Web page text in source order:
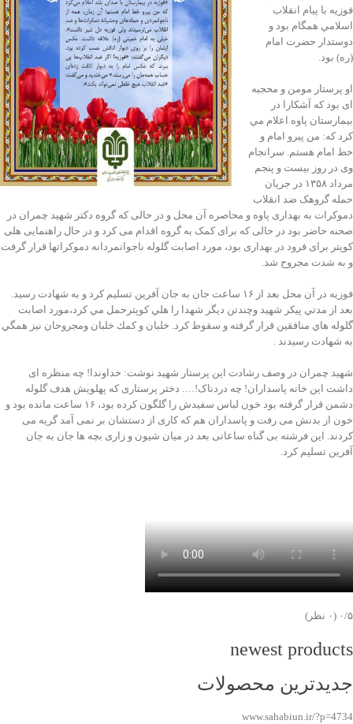
فوزیه با پیام انقلاب
اسلامي همگام بود و
دوستدار حضرت امام
(ره) بود.
او پرستار مومن و محجبه
ای بود که آشكارا در
بيمارستان پاوه اعلام مي
كرد كه: من پيرو امام و
خط امام هستم. سرانجام
وی در روز بیست و پنجم
مرداد ۱۳۵۸ در جریان
حمله گروهک ضد انقلاب
دموکرات به بهداری پاوه و محاصره آن محل و در حالی که گروه دکتر شهید چمران در
صحنه حاضر بود در حالی که برای کمک به گروه اقدام می کرد و در حال راهنمایی هلی
کوپتر برای فرود در بهداری بود، مورد اصابت گلوله ناجوانمردانه دموکراتها قرار گرفت
و به شدت مجروح شد.
فوزیه در آن محل بعد از ۱۶ ساعت جان به جان آفرين تسليم كرد و به شهادت رسید.
بعد از مدتي پيكر شهيد وچندتن ديگر شهدا را هلي كوپترحمل مي كرد،مورد اصابت
گلوله هاي منافقين قرار گرفته و سقوط كرد. خلبان و كمك خلبان ومجروحان نیز همگي
به شهادت رسيدند .
شهید چمران در وصف رشادت این پرستار شهید نوشت: خداوندا! چه منظره ای
داشت این خانه پاسداران! چه دردناک!…. دختر پرستاری که پهلویش هدف گلوله
دشمن قرار گرفته بود خون لباس سفیدش را گلگون کرده بود، ۱۶ ساعت مانده بود و
خون از بدنش می رفت و پاسداران هم که کاری از دستشان بر نمی آمد گریه می
کردند. این فرشته بی گناه ساعاتی بعد در میان شیون و زاری بچه ها جان به جان
آفرین تسلیم کرد.
‫۰/۵ ‫(۰ نظر)
newest products
جدیدترین محصولات
www.sahabiun.ir/?p=4734